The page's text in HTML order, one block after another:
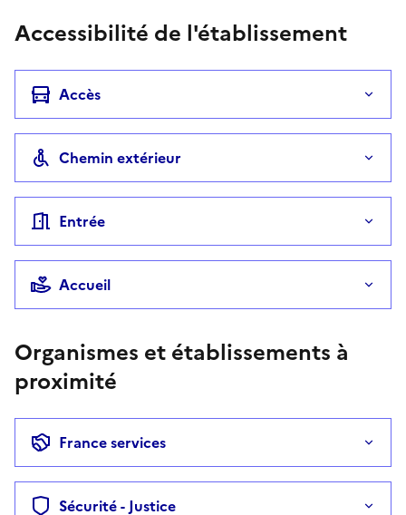
Accessibilité de l'établissement
Accès
Chemin extérieur
Entrée
Accueil
Organismes et établissements à
proximité
France services
Sécurité - Justice